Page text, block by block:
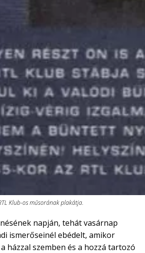
Klub-os műsorának plakátja.
napján, tehát vasárnap
ismerőseinél ebédelt, amikor
házzal szemben és a hozzá tartozó